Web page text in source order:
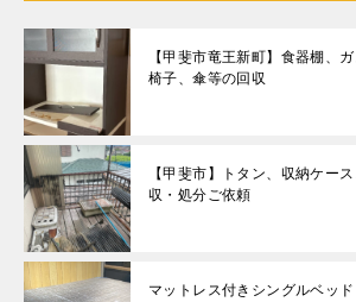
【甲斐市竜王新町】食器棚、
椅子、傘等の回収
【甲斐市】トタン、収納ケー
収・処分ご依頼
マットレス付きシングルベッ